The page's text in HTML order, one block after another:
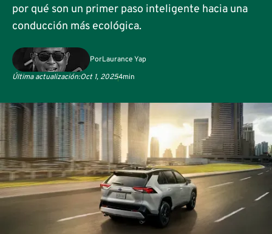
por qué son un primer paso inteligente hacia una
conducción más ecológica.
PorLaurance Yap
Última actualización:Oct 1, 20254min